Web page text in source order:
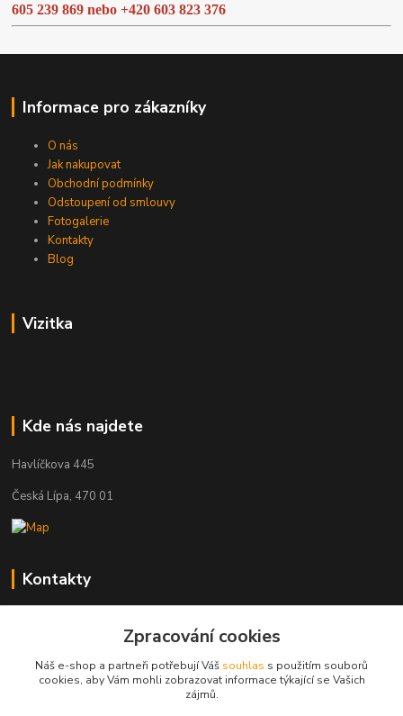
605 239 869 nebo+420 603 823 376
Informace pro zákazníky
O nás
Jak nakupovat
Obchodní podmínky
Odstoupení od smlouvy
Fotogalerie
Kontakty
Blog
Vizitka
Kde nás najdete
Havlíčkova 445
Česká Lípa, 470 01
Kontakty
+420 603 823 376
pelant@cgastro.cz
Zpracování cookies
Náš e-shop a partneři potřebují Váš souhlas s použitím souborů
cookies, aby Vám mohli zobrazovat informace týkající se Vašich
zájmů.